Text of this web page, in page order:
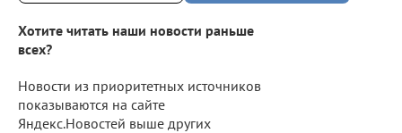
Хотите читать наши новости раньше
всех?
Новости из приоритетных источников
показываются на сайте
Яндекс.Новостей выше других